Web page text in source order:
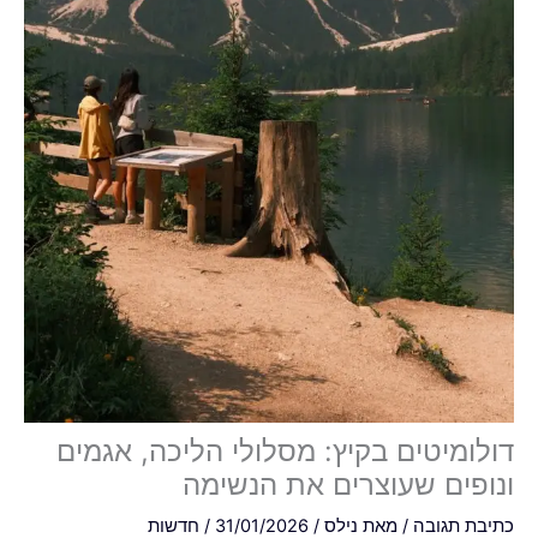
דולומיטים בקיץ: מסלולי הליכה, אגמים
ונופים שעוצרים את הנשימה
כתיבת תגובה / מאת נילס /
31/01/2026
/ חדשות